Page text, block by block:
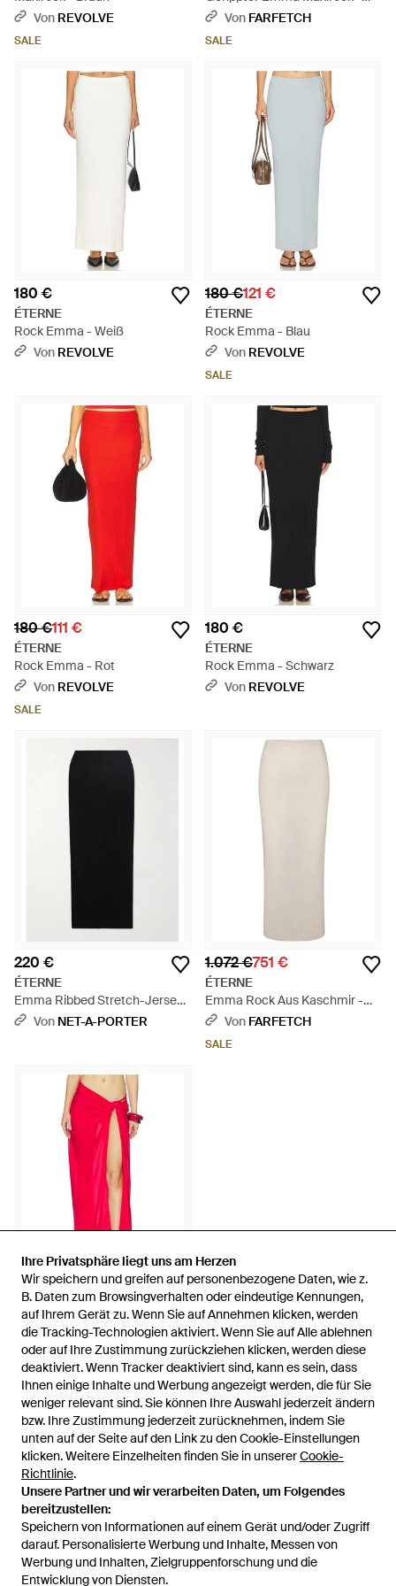
Ihre Privatsphäre liegt uns am Herzen
Wir speichern und greifen auf personenbezogene Daten, wie z.
B. Daten zum Browsingverhalten oder eindeutige Kennungen,
auf Ihrem Gerät zu. Wenn Sie auf Annehmen klicken, werden
die Tracking-Technologien aktiviert. Wenn Sie auf Alle ablehnen
oder auf Ihre Zustimmung zurückziehen klicken, werden diese
deaktiviert. Wenn Tracker deaktiviert sind, kann es sein, dass
Ihnen einige Inhalte und Werbung angezeigt werden, die für Sie
weniger relevant sind. Sie können Ihre Auswahl jederzeit ändern
bzw. Ihre Zustimmung jederzeit zurücknehmen, indem Sie
unten auf der Seite auf den Link zu den Cookie-Einstellungen
klicken. Weitere Einzelheiten finden Sie in unsererCookie-
Richtlinie.
Unsere Partner und wir verarbeiten Daten, um Folgendes
bereitzustellen:
Speichern von Informationen auf einem Gerät und/oder Zugriff
darauf. Personalisierte Werbung und Inhalte, Messen von
Werbung und Inhalten, Zielgruppenforschung und die
Entwicklung von Diensten.
Ihre Privatsphäre liegt uns am Herzen
Wir speichern und greifen auf personenbezogene Daten, wie z.
B. Daten zum Browsingverhalten oder eindeutige Kennungen,
auf Ihrem Gerät zu. Wenn Sie auf Annehmen klicken, werden
die Tracking-Technologien aktiviert. Wenn Sie auf Alle ablehnen
oder auf Ihre Zustimmung zurückziehen klicken, werden diese
deaktiviert. Wenn Tracker deaktiviert sind, kann es sein, dass
Ihnen einige Inhalte und Werbung angezeigt werden, die für Sie
weniger relevant sind. Sie können Ihre Auswahl jederzeit ändern
bzw. Ihre Zustimmung jederzeit zurücknehmen, indem Sie
unten auf der Seite auf den Link zu den Cookie-Einstellungen
klicken. Weitere Einzelheiten finden Sie in unsererCookie-
Richtlinie.
Unsere Partner und wir verarbeiten Daten, um Folgendes
bereitzustellen:
Speichern von Informationen auf einem Gerät und/oder Zugriff
darauf. Personalisierte Werbung und Inhalte, Messen von
Werbung und Inhalten, Zielgruppenforschung und die
Entwicklung von Diensten.
Von REVOLVE
SALE
WeißVon FARFETCH
SALE
180 €
ÉTERNE
Rock Emma - Weiß
Von REVOLVE
180 €121 €
ÉTERNE
Rock Emma - Blau
Von REVOLVE
SALE
180 €111 €
ÉTERNE
Rock Emma - Rot
Von REVOLVE
SALE
180 €
ÉTERNE
Rock Emma - Schwarz
Von REVOLVE
220 €
ÉTERNE
Emma Ribbed Stretch-Jersey
Maxi Skirt - Schwarz
Von NET-A-PORTER
1.072 €751 €
ÉTERNE
Emma Rock Aus Kaschmir -
WeißVon FARFETCH
SALE
182 €
ÉTERNE
Maxi-Sarong Esme - Rot
VonREVOLVE
AUSVERKAUFT